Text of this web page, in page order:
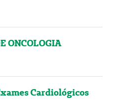
ONCOLOGIA
Cardiológicos